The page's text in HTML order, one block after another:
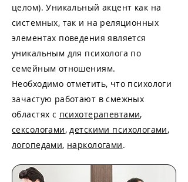
целом). Уникальный акцент как на
системных, так и на реляционных
элементах поведения является
уникальным для психолога по
семейным отношениям.
Необходимо отметить, что психологи
зачастую работают в смежных
областях с психотерапевтами,
сексологами,детскими психологами,
логопедами, наркологами.